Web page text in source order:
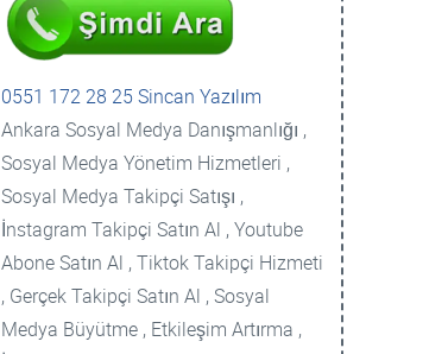
0551 172 28 25 Sincan Yazılım
Ankara Sosyal Medya Danışmanlığı ,
Sosyal Medya Yönetim Hizmetleri ,
Sosyal Medya Takipçi Satışı ,
İnstagram Takipçi Satın Al , Youtube
Abone Satın Al , Tiktok Takipçi Hizmeti
, Gerçek Takipçi Satın Al , Sosyal
Medya Büyütme , Etkileşim Artırma ,